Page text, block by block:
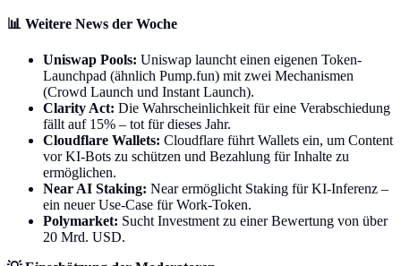
📊 Weitere News der Woche
Uniswap Pools: Uniswap launcht einen eigenen Token-
Launchpad (ähnlich Pump.fun) mit zwei Mechanismen
(Crowd Launch und Instant Launch).
Clarity Act: Die Wahrscheinlichkeit für eine Verabschiedung
fällt auf 15% – tot für dieses Jahr.
Cloudflare Wallets: Cloudflare führt Wallets ein, um Content
vor KI-Bots zu schützen und Bezahlung für Inhalte zu
ermöglichen.
Near AI Staking: Near ermöglicht Staking für KI-Inferenz –
ein neuer Use-Case für Work-Token.
Polymarket: Sucht Investment zu einer Bewertung von über
20 Mrd. USD.